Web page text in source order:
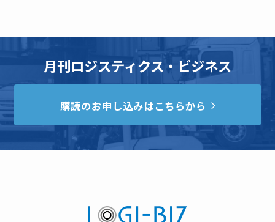
月刊ロジスティクス・ビジネス
購読のお申し込みはこちらから